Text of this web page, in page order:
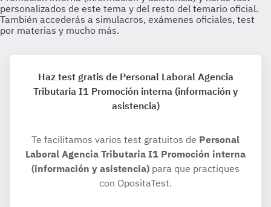
Haz test gratis de Personal Laboral Agencia
Tributaria I1 Promoción interna (información y
asistencia)
Te facilitamos varios test gratuitos de Personal
Laboral Agencia Tributaria I1 Promoción interna
(información y asistencia) para que practiques
con OpositaTest.